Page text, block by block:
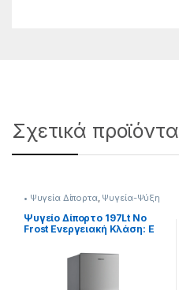
Σχετικά προϊόντα
• Ψυγεία Δίπορτα, Ψυγεία-Ψύξη
Ψυγείο Δίπορτο 197Lt No
Frost Ενεργειακή Κλάση: E